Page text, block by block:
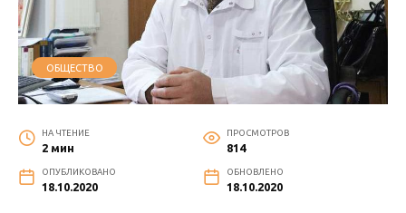
ОБЩЕСТВО
НА ЧТЕНИЕ
2 мин
ПРОСМОТРОВ
814
ОПУБЛИКОВАНО
18.10.2020
ОБНОВЛЕНО
18.10.2020